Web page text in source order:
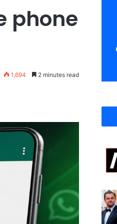
phone
1,694 2 minutes read